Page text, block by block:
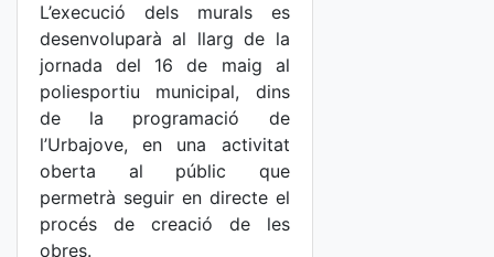
L’execució dels murals es
desenvoluparà al llarg de la
jornada del 16 de maig al
poliesportiu municipal, dins
de la programació de
l’Urbajove, en una activitat
oberta al públic que
permetrà seguir en directe el
procés de creació de les
obres.